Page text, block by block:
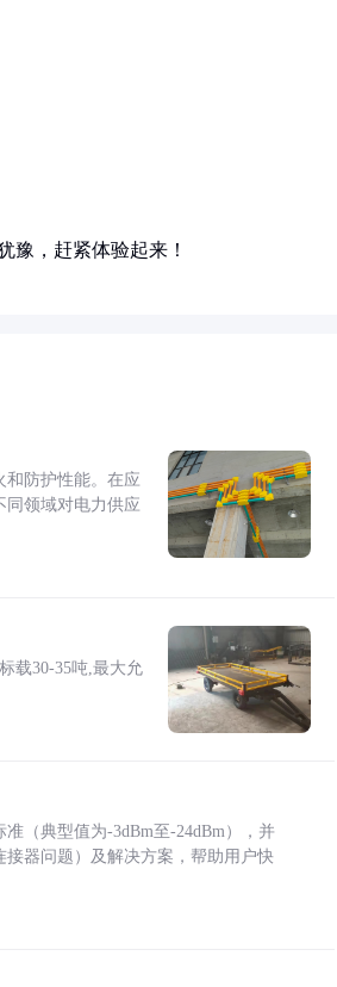
豫，赶紧体验起来！
和防护性能。在应
同领域对电力供应
载30-35吨,最大允
（典型值为-3dBm至-24dBm），并
器问题）及解决方案，帮助用户快